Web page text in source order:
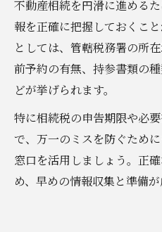
不動産相続を円滑に進める
報を正確に把握しておくこ
としては、管轄税務署の所
前予約の有無、持参書類の
どが挙げられます。
特に相続税の申告期限や必
で、万一のミスを防ぐため
窓口を活用しましょう。正
め、早めの情報収集と準備が